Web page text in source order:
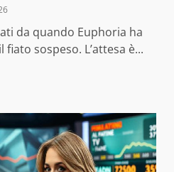
da quando Euphoria ha
sospeso. L’attesa è...